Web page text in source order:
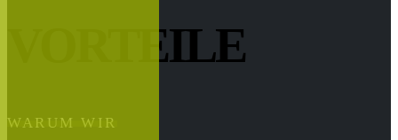
VORTEILE
WARUM WIR